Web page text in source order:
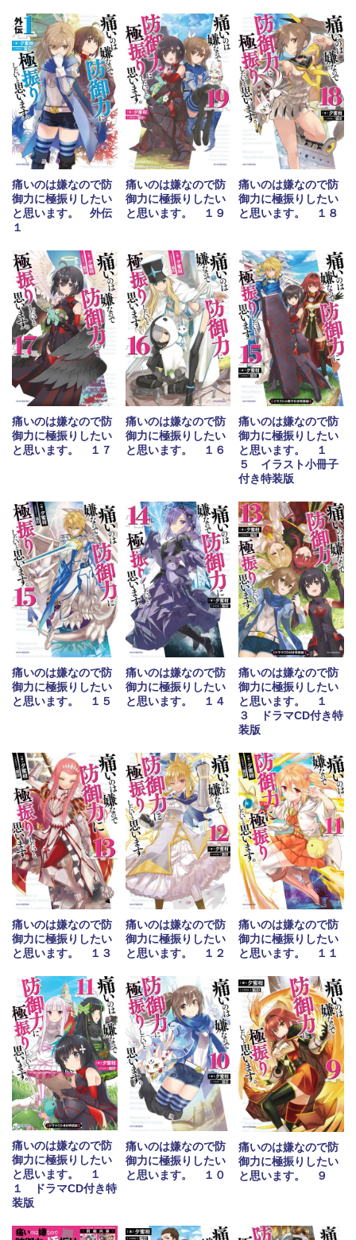
痛いのは嫌なので防
御力に極振りしたい
と思います。 外伝
１
痛いのは嫌なので防
御力に極振りしたい
と思います。 １９
痛いのは嫌なので防
御力に極振りしたい
と思います。 １８
痛いのは嫌なので防
御力に極振りしたい
と思います。 １７
痛いのは嫌なので防
御力に極振りしたい
と思います。 １６
痛いのは嫌なので防
御力に極振りしたい
と思います。 １
５ イラスト小冊子
付き特装版
痛いのは嫌なので防
御力に極振りしたい
と思います。 １５
痛いのは嫌なので防
御力に極振りしたい
と思います。 １４
痛いのは嫌なので防
御力に極振りしたい
と思います。 １
３ ドラマCD付き特
装版
痛いのは嫌なので防
御力に極振りしたい
と思います。 １３
痛いのは嫌なので防
御力に極振りしたい
と思います。 １２
痛いのは嫌なので防
御力に極振りしたい
と思います。 １１
痛いのは嫌なので防
御力に極振りしたい
と思います。 １
１ ドラマCD付き特
装版
痛いのは嫌なので防
御力に極振りしたい
と思います。 １０
痛いのは嫌なので防
御力に極振りしたい
と思います。 ９